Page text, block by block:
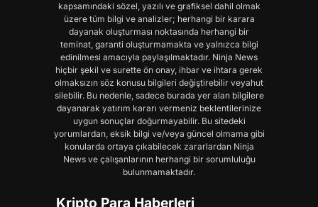
kapsamındaki sözel, yazılı ve grafiksel dahil olmak
üzere tüm bilgi ve analizler; herhangi bir karara
dayanak oluşturması noktasında herhangi bir
teminat, garanti oluşturmamakta ve yalnızca bilgi
edinilmesi amacıyla paylaşılmaktadır. Ninja News
hiçbir şekil ve surette ön onay, ihbar ve ihtara gerek
olmaksızın söz konusu bilgileri değiştirebilir veyahut
silebilir. Bu nedenle, sadece burada yer alan bilgilere
dayanarak yatırım kararı vermeniz beklentilerinize
uygun sonuçlar doğurmayabilir. Bu sitedeki
yorumlardan, eksik bilgi ve/veya güncel olmama gibi
konularda ortaya çıkabilecek zararlardan Ninja
News ve çalışanlarının herhangi bir sorumluluğu
bulunmamaktadır.
Kripto Para Haberleri